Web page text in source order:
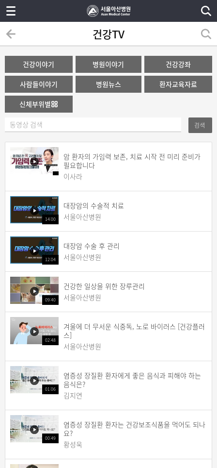
건강TV
건강이야기 병원이야기 건강강좌
사람들이야기 병원뉴스 환자교육자료
신체부위별
검색
암 환자의 가임력 보존, 치료 시작 전 미리 준비가
필요합니다
이사라
14:00
대장암의 수술적 치료
서울아산병원
12:04
대장암 수술 후 관리
서울아산병원
09:40
건강한 일상을 위한 장루관리
서울아산병원
02:48
겨울에 더 무서운 식중독, 노로 바이러스 [건강플러
스]
서울아산병원
01:06
염증성 장질환 환자에게 좋은 음식과 피해야 하는
음식은?
김지연
00:49
염증성 장질환 환자는 건강보조식품을 먹어도 되나
요?
황성욱